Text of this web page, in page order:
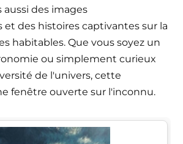
aussi des images
des histoires captivantes sur la
habitables. Que vous soyez un
ou simplement curieux
de l'univers, cette
fenêtre ouverte sur l'inconnu.